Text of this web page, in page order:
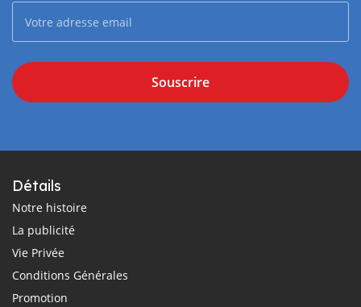
Souscrire
Détails
Notre histoire
La publicité
Vie Privée
Conditions Générales
Promotion